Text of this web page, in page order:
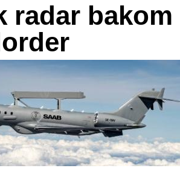
radar bakom